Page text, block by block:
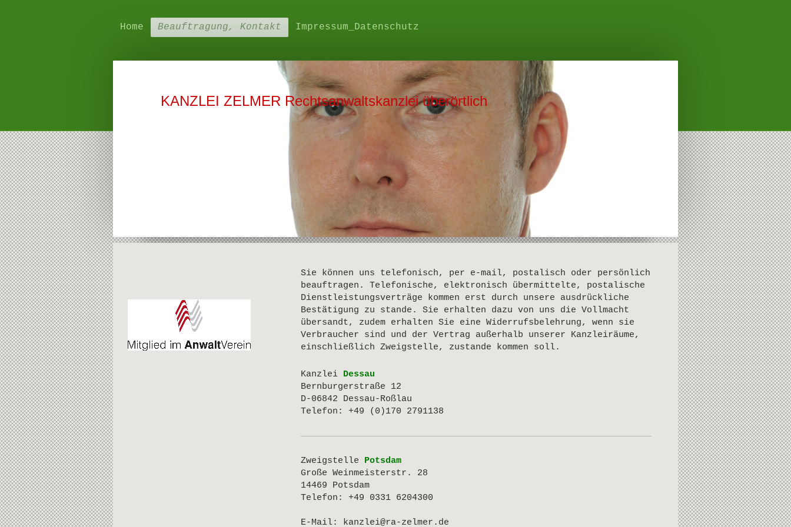
Home Beauftragung, Kontakt Impressum_Datenschutz
KANZLEI ZELMER Rechtsanwaltskanzlei überörtlich
Sie können uns telefonisch, per e-mail, postalisch oder persönlich
beauftragen. Telefonische, elektronisch übermittelte, postalische
Dienstleistungsverträge kommen erst durch unsere ausdrückliche
Bestätigung zu stande. Sie erhalten dazu von uns die Vollmacht
übersandt, zudem erhalten Sie eine Widerrufsbelehrung, wenn sie
Verbraucher sind und der Vertrag außerhalb unserer Kanzleiräume,
einschließlich Zweigstelle, zustande kommen soll.
Kanzlei Dessau
Bernburgerstraße 12
D-06842 Dessau-Roßlau
Telefon: +49 (0)170 2791138
Zweigstelle Potsdam
Große Weinmeisterstr. 28
14469
Potsdam
Telefon: +49 0331 6204300
E-Mail: kanzlei@ra-zelmer.de